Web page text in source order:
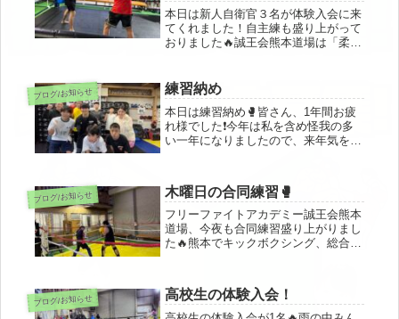
本日は新人自衛官３名が体験入会に来
てくれました！自主練も盛り上がって
おりました🔥誠王会熊本道場は「柔道
ブログ/お知らせ 練習納め
本日は練習納め🥊皆さん、1年間お疲
れ様でした❗️今年は私を含め怪我の多
い一年になりましたので、来年気をつ
ブログ/お知らせ 木曜日の合同練習🥊
フリーファイトアカデミー誠王会熊本
道場、今夜も合同練習盛り上がりまし
た🔥熊本でキックボクシング、総合格
ブログ/お知らせ 高校生の体験入会！